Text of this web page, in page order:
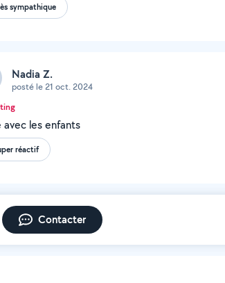
sympathique
Nadia Z.
posté le 21 oct. 2024
avec les enfants
réactif
Contacter